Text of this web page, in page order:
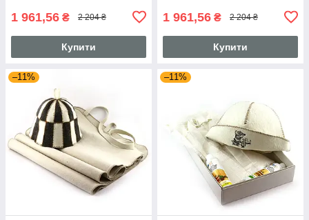
1 961,56 ₴ 2 204 ₴
Купити
1 961,56 ₴ 2 204 ₴
Купити
–11% –11%